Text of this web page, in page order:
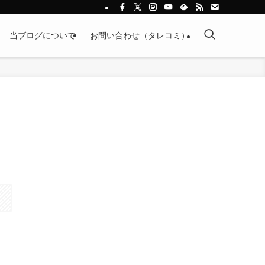
当ブログについて お問い合わせ（タレコミ）